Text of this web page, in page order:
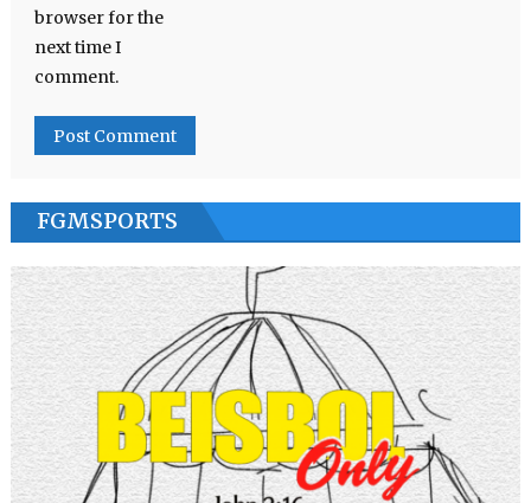
browser for the
next time I
comment.
FGMSPORTS